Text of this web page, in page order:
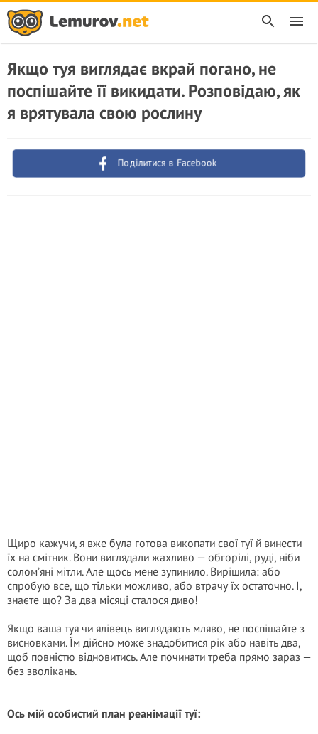
Якщо туя виглядає вкрай погано, не
поспішайте її викидати. Poзповідаю, як
я врятувала свою рослину
Поділитися в Facebook
Щиро кажучи, я вже була готова викопати свої туї й винести
їх на смітник. Вони виглядали жахливо — обгорілі, руді, ніби
солом’яні мітли. Але щось мене зупинило. Вирішила: або
спробую все, що тільки можливо, або втрачу їх остаточно. І,
знаєте що? За два місяці сталося диво!
Якщо ваша туя чи ялівець виглядають мляво, не поспішайте з
висновками. Їм дійсно може знадобитися рік або навіть два,
щоб повністю відновитись. Але починати треба прямо зараз —
без зволікань.
Ось мій особистий план реанімації туї: